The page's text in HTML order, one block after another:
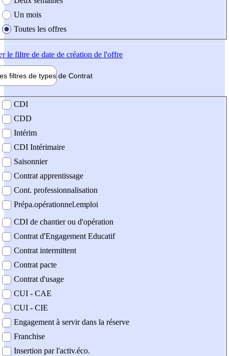
Un mois
Toutes les offres
le filtre de date de création de l'offre
filtres de types de Contrat
contrat
CDI
CDD
Intérim
CDI Intérimaire
Saisonnier
Contrat apprentissage
Cont. professionnalisation
Prépa.opérationnel.emploi
CDI de chantier ou d'opération
Contrat d'Engagement Educatif
Contrat intermittent
Contrat pacte
Contrat d'usage
CUI - CAE
CUI - CIE
Engagement à servir dans la réserve
Franchise
Insertion par l'activ.éco.